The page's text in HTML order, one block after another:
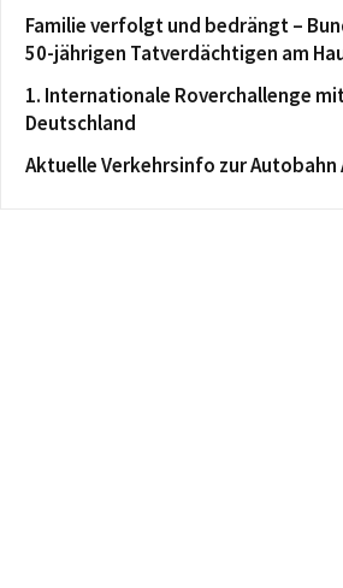
Familie verfolgt und bedrängt –
50-jährigen Tatverdächtigen am
1. Internationale Roverchallenge
Deutschland
Aktuelle Verkehrsinfo zur Autobahn